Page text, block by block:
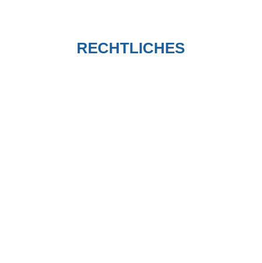
RECHTLICHES